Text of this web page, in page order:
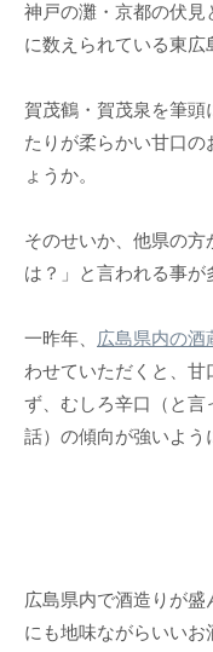
神戸の灘・京都の伏見
に数えられている東広
賀茂鶴・賀茂泉を筆
たりが柔らかい甘口
ょうか。
そのせいか、他県の
は？」と言われる事が
一昨年、 広島県内の酒
わせていただくと、甘
ず、むしろ辛口（と
話）の傾向が強いよう
広島県内で酒造りが
にも地味ながらいいお